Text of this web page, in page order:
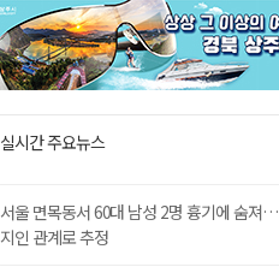
실시간 주요뉴스
서울 면목동서 60대 남성 2명 흉기에 숨져…
지인 관계로 추정